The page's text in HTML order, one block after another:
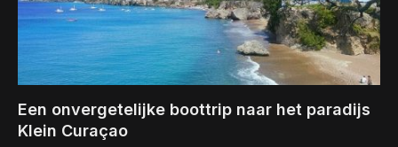
Een onvergetelijke boottrip naar het paradijs
Klein Curaçao